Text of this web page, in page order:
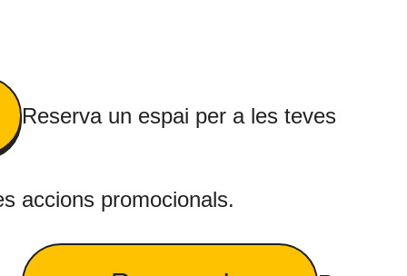
Reserva un espai per a les teves
accions promocionals.